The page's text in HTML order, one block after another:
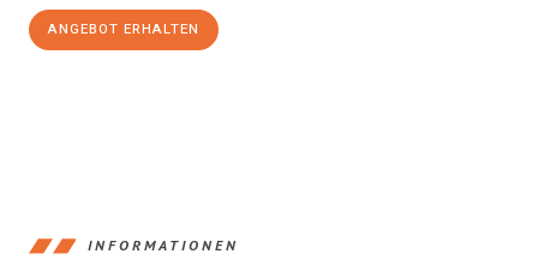
ANGEBOT ERHALTEN
INFORMATIONEN